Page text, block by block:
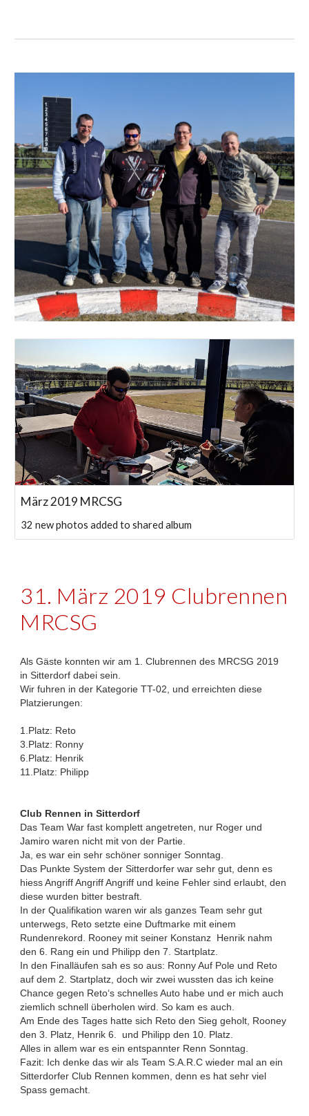
März 2019 MRCSG
32 new photos added to shared album
31. März 2019 Clubrennen
MRCSG
Als Gäste konnten wir am 1. Clubrennen des MRCSG 2019
in Sitterdorf dabei sein.
Wir fuhren in der Kategorie TT-02, und erreichten diese
Platzierungen:
1.Platz: Reto
3.Platz: Ronny
6.Platz: Henrik
11.Platz: Philipp
Club Rennen in Sitterdorf
Das Team War fast komplett angetreten, nur Roger und
Jamiro waren nicht mit von der Partie.
Ja, es war ein sehr schöner sonniger Sonntag.
Das Punkte System der Sitterdorfer war sehr gut, denn es
hiess Angriff Angriff Angriff und keine Fehler sind erlaubt, den
diese wurden bitter bestraft.
In der Qualifikation waren wir als ganzes Team sehr gut
unterwegs, Reto setzte eine Duftmarke mit einem
Rundenrekord. Rooney mit seiner Konstanz Henrik nahm
den 6. Rang ein und Philipp den 7. Startplatz.
In den Finalläufen sah es so aus: Ronny Auf Pole und Reto
auf dem 2. Startplatz, doch wir zwei wussten das ich keine
Chance gegen Reto‘s schnelles Auto habe und er mich auch
ziemlich schnell überholen wird. So kam es auch.
Am Ende des Tages hatte sich Reto den Sieg geholt, Rooney
den 3. Platz, Henrik 6. und Philipp den 10. Platz.
Alles in allem war es ein entspannter Renn Sonntag.
Fazit: Ich denke das wir als Team S.A.R.C wieder mal an ein
Sitterdorfer Club Rennen kommen, denn es hat sehr viel
Spass gemacht.